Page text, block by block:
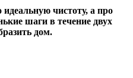
чистоту, а про
шаги в течение двух
дом.